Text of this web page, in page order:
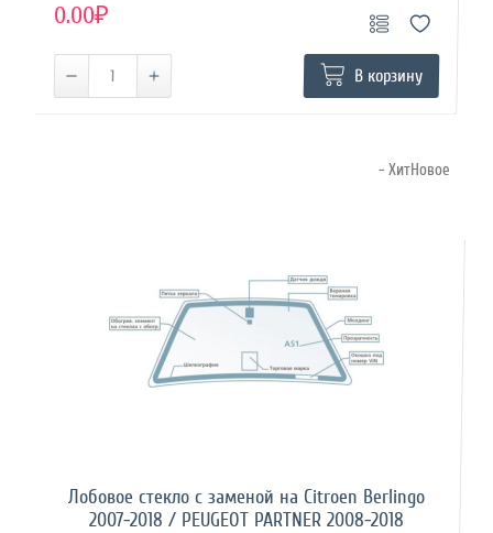
0.00₽
В корзину
- ХитНовое
Лобовое стекло с заменой на Citroen Berlingo
2007-2018 / PEUGEOT PARTNER 2008-2018